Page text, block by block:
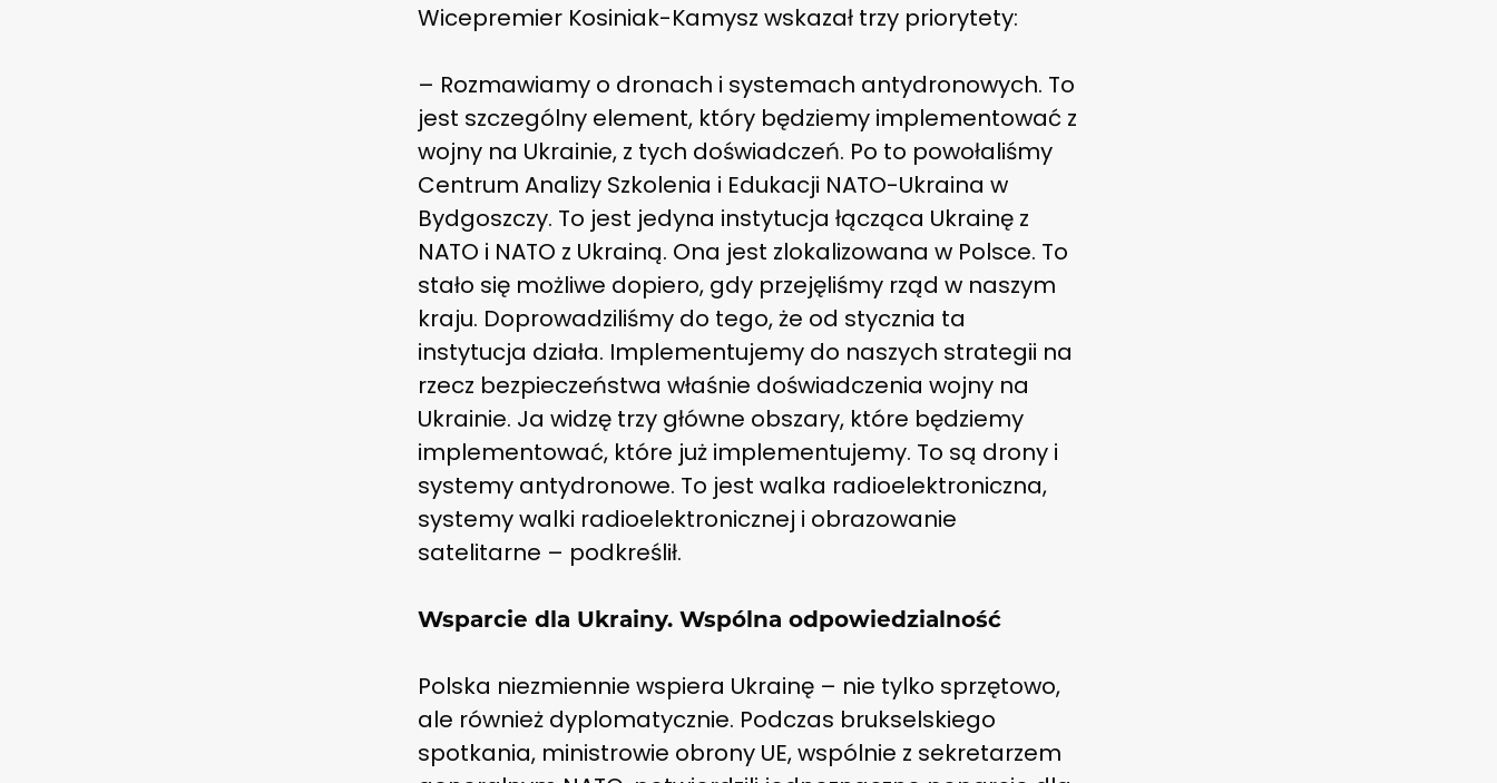
Wicepremier Kosiniak-Kamysz wskazał trzy priorytety:
– Rozmawiamy o dronach i systemach antydronowych. To
jest szczególny element, który będziemy implementować z
wojny na Ukrainie, z tych doświadczeń. Po to powołaliśmy
Centrum Analizy Szkolenia i Edukacji NATO-Ukraina w
Bydgoszczy. To jest jedyna instytucja łącząca Ukrainę z
NATO i NATO z Ukrainą. Ona jest zlokalizowana w Polsce. To
stało się możliwe dopiero, gdy przejęliśmy rząd w naszym
kraju. Doprowadziliśmy do tego, że od stycznia ta
instytucja działa. Implementujemy do naszych strategii na
rzecz bezpieczeństwa właśnie doświadczenia wojny na
Ukrainie. Ja widzę trzy główne obszary, które będziemy
implementować, które już implementujemy. To są drony i
systemy antydronowe. To jest walka radioelektroniczna,
systemy walki radioelektronicznej i obrazowanie
satelitarne – podkreślił.
Wsparcie dla Ukrainy. Wspólna odpowiedzialność
Polska niezmiennie wspiera Ukrainę – nie tylko sprzętowo,
ale również dyplomatycznie. Podczas brukselskiego
spotkania, ministrowie obrony UE, wspólnie z sekretarzem